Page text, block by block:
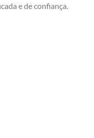
e de confiança.